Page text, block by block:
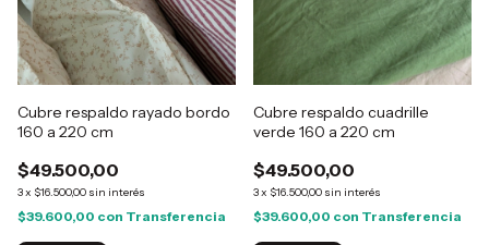
Cubre respaldo rayado bordo
160 a 220 cm
$49.500,00
3x $16.500,00 sin interés
$39.600,00 con Transferencia
Cubre respaldo cuadrille
verde 160 a 220 cm
$49.500,00
3x $16.500,00 sin interés
$39.600,00 con Transferencia